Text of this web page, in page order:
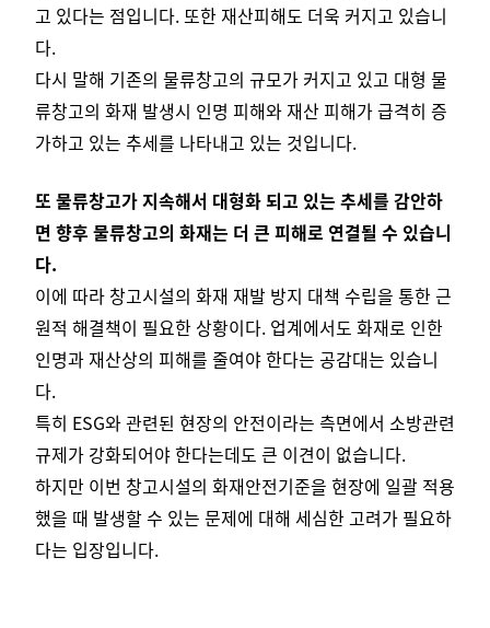
고 있다는 점입니다. 또한 재산피해도 더욱 커지고 있습니
다.
다시 말해 기존의 물류창고의 규모가 커지고 있고 대형 물
류창고의 화재 발생시 인명 피해와 재산 피해가 급격히 증
가하고 있는 추세를 나타내고 있는 것입니다.
또 물류창고가 지속해서 대형화 되고 있는 추세를 감안하
면 향후 물류창고의 화재는 더 큰 피해로 연결될 수 있습니
다.
이에 따라 창고시설의 화재 재발 방지 대책 수립을 통한 근
원적 해결책이 필요한 상황이다. 업계에서도 화재로 인한
인명과 재산상의 피해를 줄여야 한다는 공감대는 있습니
다.
특히 ESG와 관련된 현장의 안전이라는 측면에서 소방관련
규제가 강화되어야 한다는데도 큰 이견이 없습니다.
하지만 이번 창고시설의 화재안전기준을 현장에 일괄 적용
했을 때 발생할 수 있는 문제에 대해 세심한 고려가 필요하
다는 입장입니다.